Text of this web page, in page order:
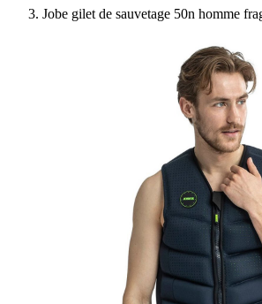
Jobe gilet de sauvetage 50n homme